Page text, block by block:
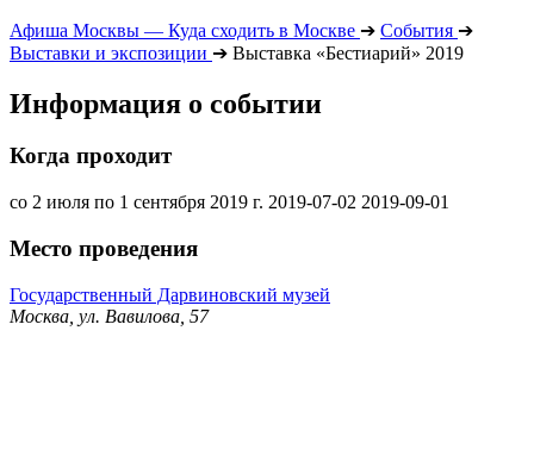
Афиша Москвы — Куда сходить в Москве ➔ События ➔
Выставки и экспозиции ➔ Выставка «Бестиарий» 2019
Информация о событии
Когда проходит
со 2 июля по 1 сентября 2019 г. 2019-07-02 2019-09-01
Место проведения
Государственный Дарвиновский музей
Москва, ул. Вавилова, 57